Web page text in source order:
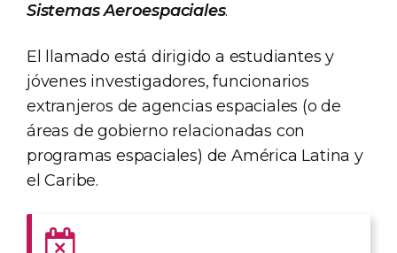
Sistemas Aeroespaciales.
El llamado está dirigido a estudiantes y
jóvenes investigadores, funcionarios
extranjeros de agencias espaciales (o de
áreas de gobierno relacionadas con
programas espaciales) de América Latina y
el Caribe.